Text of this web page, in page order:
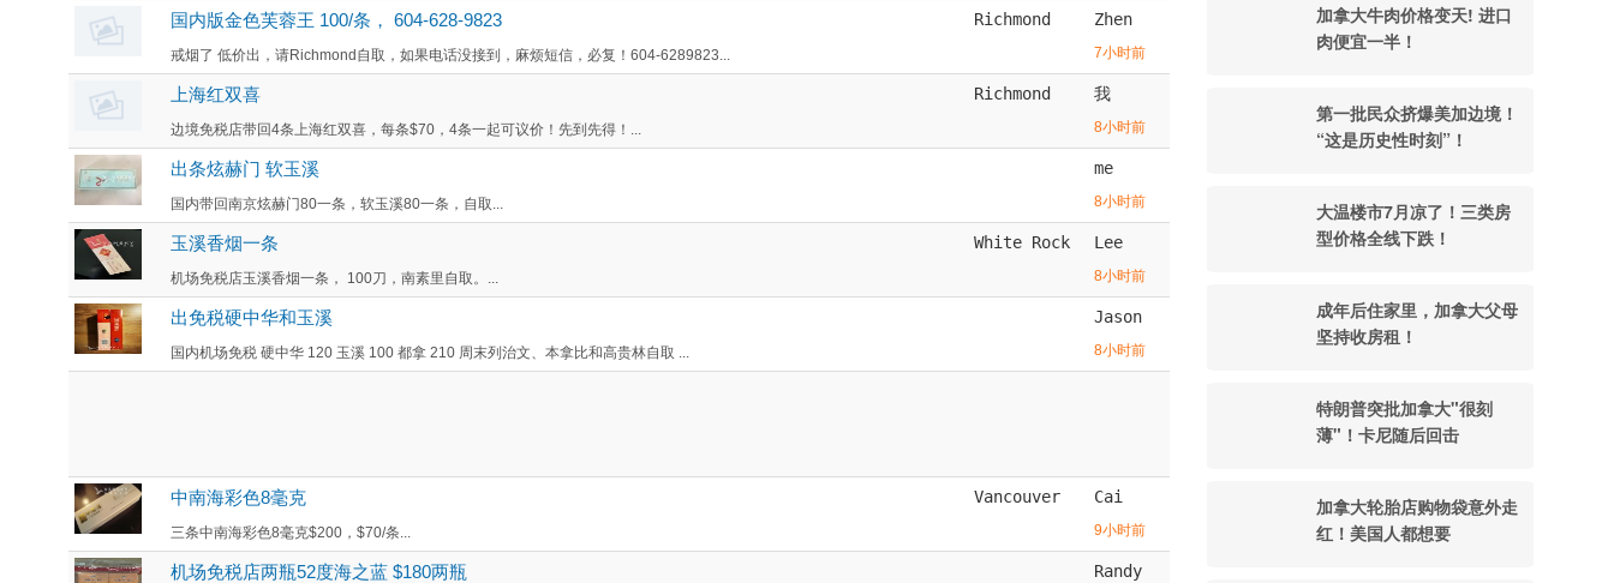
国内版金色芙蓉王 100/条， 604-628-9823
戒烟了 低价出，请Richmond自取，如果电话没接到，麻烦短信，必复！604-6289823...
Richmond Zhen
7小时前
上海红双喜
边境免税店带回4条上海红双喜，每条$70，4条一起可议价！先到先得！...
Richmond 我
8小时前
出条炫赫门 软玉溪
国内带回南京炫赫门80一条，软玉溪80一条，自取...
me
8小时前
玉溪香烟一条
机场免税店玉溪香烟一条， 100刀，南素里自取。...
White Rock Lee
8小时前
出免税硬中华和玉溪
国内机场免税 硬中华 120 玉溪 100 都拿 210 周末列治文、本拿比和高贵林自取 ...
Jason
8小时前
中南海彩色8毫克
三条中南海彩色8毫克$200，$70/条...
Vancouver Cai
9小时前
机场免税店两瓶52度海之蓝 $180两瓶 Randy
加拿大牛肉价格变天! 进口
肉便宜一半！
第一批民众挤爆美加边境！
“这是历史性时刻”！
大温楼市7月凉了！三类房
型价格全线下跌！
成年后住家里，加拿大父母
坚持收房租！
特朗普突批加拿大"很刻
薄"！卡尼随后回击
加拿大轮胎店购物袋意外走
红！美国人都想要